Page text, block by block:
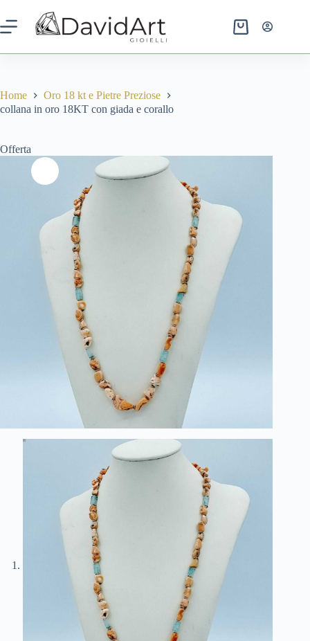
al
contenuto
originale
era:
600,00 €.
attuale
250,00 €.
Carrello
Home
Oro 18 kt e Pietre Preziose
collana in oro 18KT con giada e corallo
Offerta